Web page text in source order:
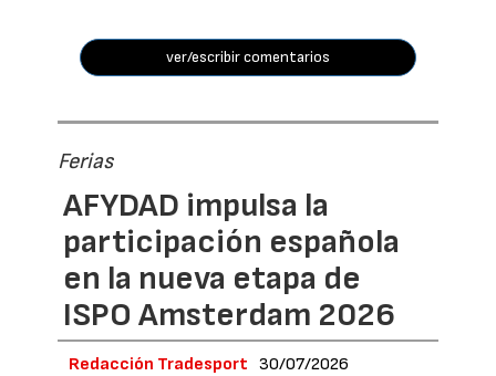
ver/escribir comentarios
Ferias
AFYDAD impulsa la
participación española
en la nueva etapa de
ISPO Amsterdam 2026
Redacción Tradesport 30/07/2026